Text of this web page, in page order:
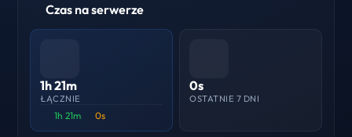
Czas na serwerze
1h 21m
ŁĄCZNIE
1h 21m 0s
0s
OSTATNIE 7 DNI